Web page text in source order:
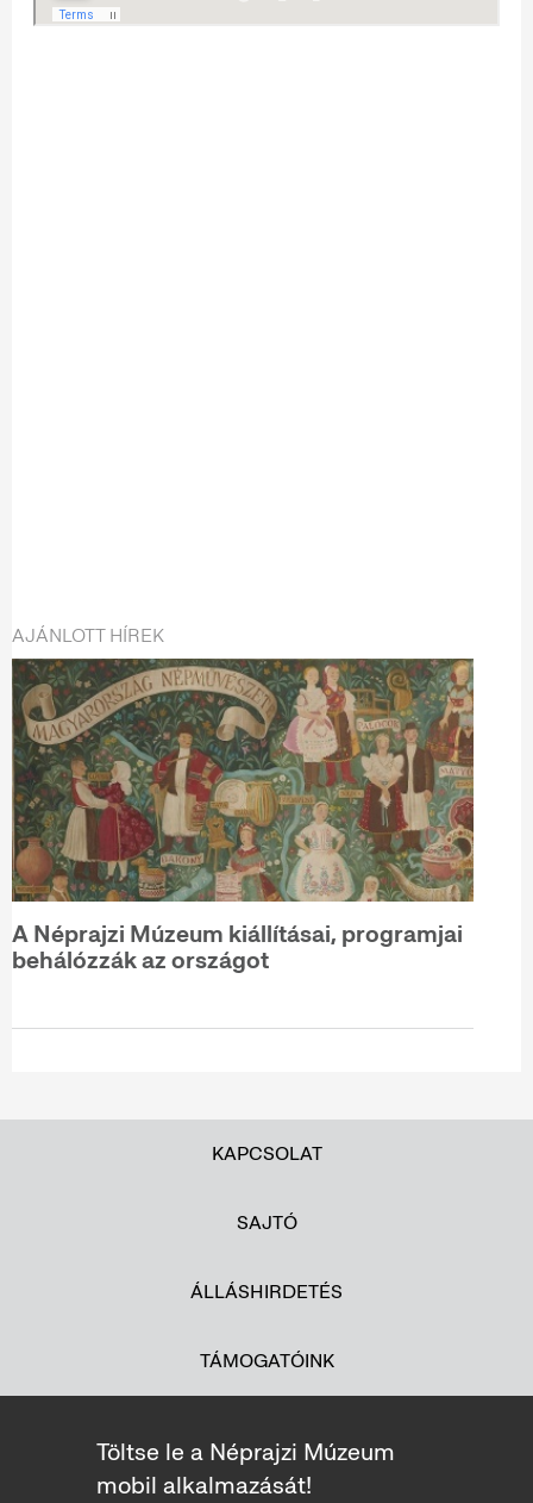
AJÁNLOTT HÍREK
A Néprajzi Múzeum kiállításai, programjai
behálózzák az országot
KAPCSOLAT
SAJTÓ
ÁLLÁSHIRDETÉS
TÁMOGATÓINK
Töltse le a Néprajzi Múzeum
mobil alkalmazását!